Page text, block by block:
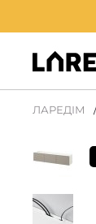
ЛАРЕДІМ